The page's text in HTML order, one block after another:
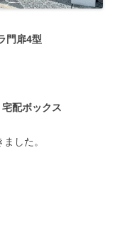
門扉4型
宅配ボックス
した。